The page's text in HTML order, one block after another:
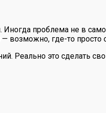
проблема не в
где-то просто
Реально это сделать